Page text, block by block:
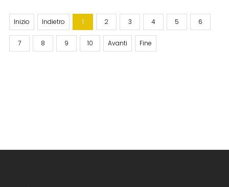
Inizio Indietro 1 2 3 4 5 6
7 8 9 10 Avanti Fine